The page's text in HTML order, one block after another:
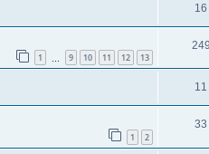
16
1 9 10 11 12 13
249
11
1 2
33